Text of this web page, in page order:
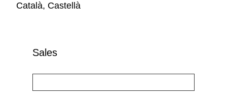
Català, Castellà
Sales